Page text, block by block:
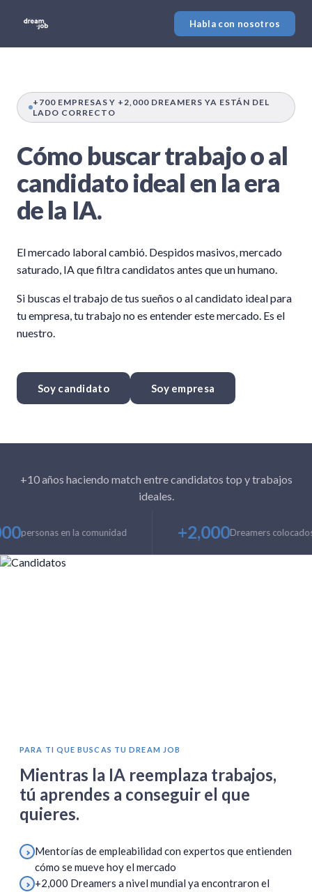
Habla con nosotros
+700 EMPRESAS Y +2,000 DREAMERS YA ESTÁN DEL
LADO CORRECTO
Cómo buscar trabajo o al
candidato ideal en la era
de la IA.
El mercado laboral cambió. Despidos masivos, mercado
saturado, IA que filtra candidatos antes que un humano.
Si buscas el trabajo de tus sueños o al candidato ideal para
tu empresa, tu trabajo no es entender este mercado. Es el
nuestro.
Soy candidato Soy empresa
+10 años haciendo match entre candidatos top y trabajos
ideales.
personas en la comunidad +2,000Dreamers colocados
PARA TI QUE BUSCAS TU DREAM JOB
Mientras la IA reemplaza trabajos,
tú aprendes a conseguir el que
quieres.
Mentorías de empleabilidad con expertos que entienden
cómo se mueve hoy el mercado
+2,000 Dreamers a nivel mundial ya encontraron el